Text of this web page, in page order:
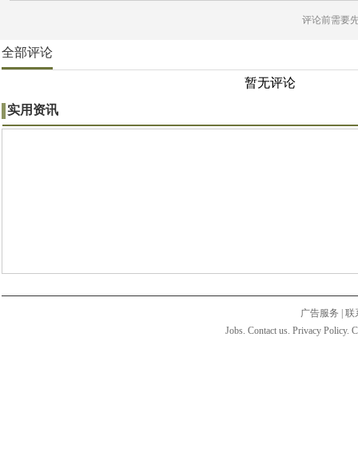
评论前需要
全部评论
暂无评论
实用资讯
广告服务
联
Jobs. Contact us. Privacy Policy.